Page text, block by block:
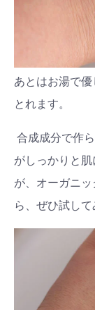
あとはお湯で
とれます。
合成成分で作
がしっかりと
が、オーガニ
ら、ぜひ試して